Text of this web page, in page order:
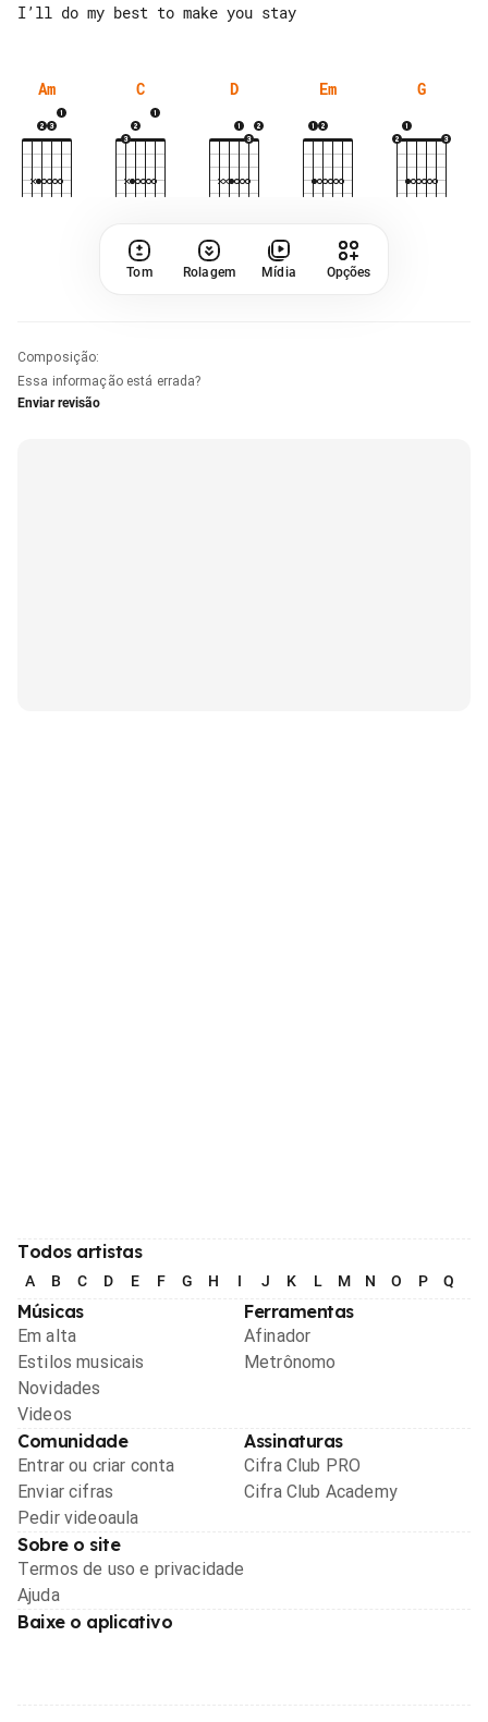
Am C D Em G
Tom Rolagem Mídia Opções
Composição:
Essa informação está errada?
Enviar revisão
Todos artistas
A B C D E F G H I J K L M N O P Q
Músicas
Em alta
Estilos musicais
Novidades
Videos
Ferramentas
Afinador
Metrônomo
Comunidade
Entrar ou criar conta
Enviar cifras
Pedir videoaula
Assinaturas
Cifra Club PRO
Cifra Club Academy
Sobre o site
Termos de uso e privacidade
Ajuda
Baixe o aplicativo